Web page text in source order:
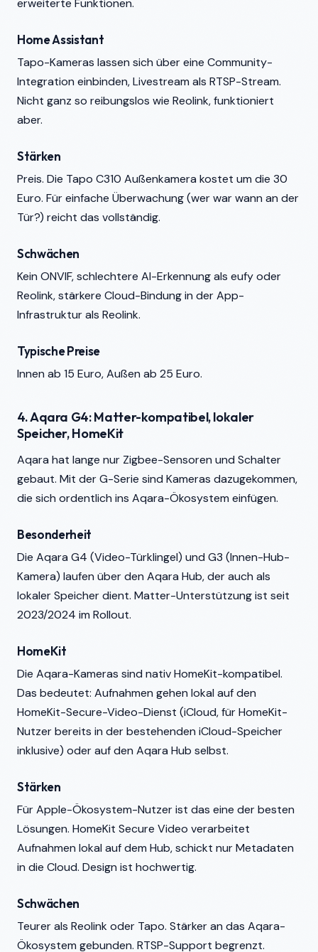
erweiterte Funktionen.
Home Assistant
Tapo-Kameras lassen sich über eine Community-
Integration einbinden, Livestream als RTSP-Stream.
Nicht ganz so reibungslos wie Reolink, funktioniert
aber.
Stärken
Preis. Die Tapo C310 Außenkamera kostet um die 30
Euro. Für einfache Überwachung (wer war wann an der
Tür?) reicht das vollständig.
Schwächen
Kein ONVIF, schlechtere AI-Erkennung als eufy oder
Reolink, stärkere Cloud-Bindung in der App-
Infrastruktur als Reolink.
Typische Preise
Innen ab 15 Euro, Außen ab 25 Euro.
4. Aqara G4: Matter-kompatibel, lokaler
Speicher, HomeKit
Aqara hat lange nur Zigbee-Sensoren und Schalter
gebaut. Mit der G-Serie sind Kameras dazugekommen,
die sich ordentlich ins Aqara-Ökosystem einfügen.
Besonderheit
Die Aqara G4 (Video-Türklingel) und G3 (Innen-Hub-
Kamera) laufen über den Aqara Hub, der auch als
lokaler Speicher dient. Matter-Unterstützung ist seit
2023/2024 im Rollout.
HomeKit
Die Aqara-Kameras sind nativ HomeKit-kompatibel.
Das bedeutet: Aufnahmen gehen lokal auf den
HomeKit-Secure-Video-Dienst (iCloud, für HomeKit-
Nutzer bereits in der bestehenden iCloud-Speicher
inklusive) oder auf den Aqara Hub selbst.
Stärken
Für Apple-Ökosystem-Nutzer ist das eine der besten
Lösungen. HomeKit Secure Video verarbeitet
Aufnahmen lokal auf dem Hub, schickt nur Metadaten
in die Cloud. Design ist hochwertig.
Schwächen
Teurer als Reolink oder Tapo. Stärker an das Aqara-
Ökosystem gebunden. RTSP-Support begrenzt.